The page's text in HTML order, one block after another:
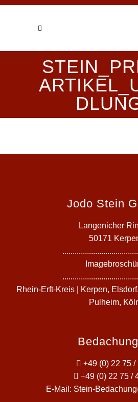
Jodo Stein
Langenicher
50171
Rhein-Erft-Kreis | Kerpen,
Pulheim,
+49 (0) 22 75 /
+49 (0) 22 75 /
E-Mail: Stein-